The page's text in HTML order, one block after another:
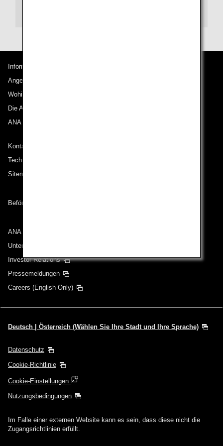
Informationen zu ANA
Angebote und Ankündigungen
Wohin wir reisen
Die ANA Experience
ANA Mileage Club
Kontakt zu ANA
Technische Hilfe (Barrierefreiheit)
Sitemap
Beförderungsbedingungen
ANA Group
Unternehmen der ANA Group
Investor Relations
Pressemeldungen
Careers (English Only)
Deutsch | Österreich (Wählen Sie Ihre Stadt und Ihre Sprache)
Datenschutz
Cookie-Richtlinie
Cookie-Einstellungen
Nutzungsbedingungen
Im Falle einer externen Website kann es sein, dass diese nicht die
Zugangsrichtlinien erfüllt.